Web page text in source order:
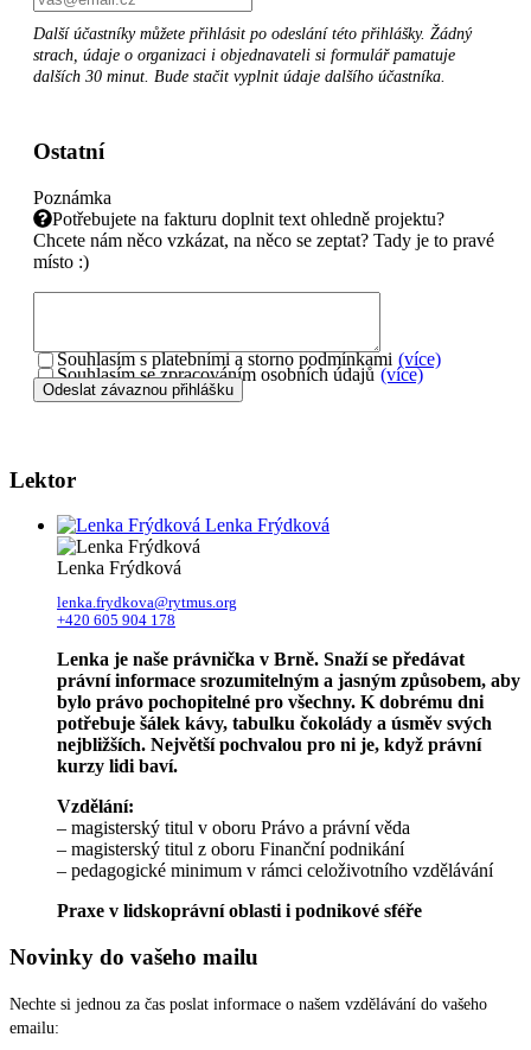
Další účastníky můžete přihlásit po odeslání této přihlášky. Žádný
strach, údaje o organizaci i objednavateli si formulář pamatuje
dalších 30 minut. Bude stačit vyplnit údaje dalšího účastníka.
Ostatní
Poznámka
Potřebujete na fakturu doplnit text ohledně projektu?
Chcete nám něco vzkázat, na něco se zeptat? Tady je to pravé
místo :)
Souhlasím s platebními a storno podmínkami (více)
Souhlasím se zpracováním osobních údajů (více)
Lektor
Lenka Frýdková
Lenka Frýdková
lenka.frydkova@rytmus.org
+420 605 904 178
Lenka je naše právnička v Brně. Snaží se předávat
právní informace srozumitelným a jasným způsobem, aby
bylo právo pochopitelné pro všechny. K dobrému dni
potřebuje šálek kávy, tabulku čokolády a úsměv svých
nejbližších. Největší pochvalou pro ni je, když právní
kurzy lidi baví.
Vzdělání:
– magisterský titul v oboru Právo a právní věda
– magisterský titul z oboru Finanční podnikání
– pedagogické minimum v rámci celoživotního vzdělávání
Praxe v lidskoprávní oblasti i podnikové sféře
Novinky do vašeho mailu
Nechte si jednou za čas poslat informace o našem vzdělávání do vašeho
emailu: